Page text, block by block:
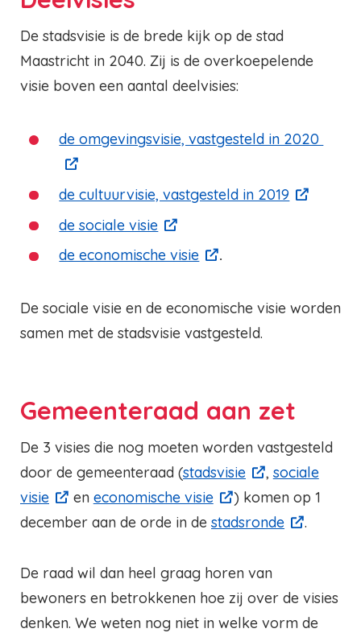
De stadsvisie is de brede kijk op de stad
Maastricht in 2040. Zij is de overkoepelende
visie boven een aantal deelvisies:
de omgevingsvisie, vastgesteld in 2020
de cultuurvisie, vastgesteld in 2019
de sociale visie
de economische visie
.
De sociale visie en de economische visie worden
samen met de stadsvisie vastgesteld.
Gemeenteraad aan zet
De 3 visies die nog moeten worden vastgesteld
door de gemeenteraad (stadsvisie , sociale
visie
en economische visie
) komen op 1
december aan de orde in de stadsronde .
De raad wil dan heel graag horen van
bewoners en betrokkenen hoe zij over de visies
denken. We weten nog niet in welke vorm de